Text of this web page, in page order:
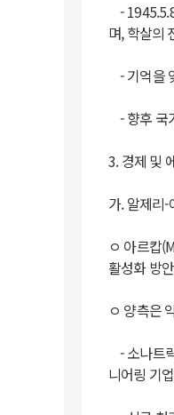
-
며, 학살의
- 기억을
- 향후 국
3. 경제 및
가. 알제리-
ㅇ 아르캅
활성화 방
ㅇ 양측은
- 소나트
니어링 기